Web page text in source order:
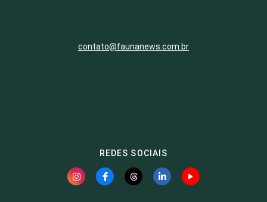
contato@faunanews.com.br
REDES SOCIAIS